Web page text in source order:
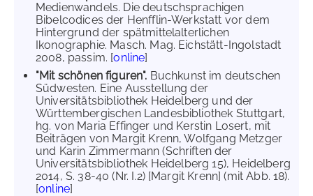
Medienwandels. Die deutschsprachigen
Bibelcodices der Henfflin-Werkstatt vor dem
Hintergrund der spätmittelalterlichen
Ikonographie. Masch. Mag. Eichstätt-Ingolstadt
2008, passim. [online]
"Mit schönen figuren". Buchkunst im deutschen
Südwesten. Eine Ausstellung der
Universitätsbibliothek Heidelberg und der
Württembergischen Landesbibliothek Stuttgart,
hg. von Maria Effinger und Kerstin Losert, mit
Beiträgen von Margit Krenn, Wolfgang Metzger
und Karin Zimmermann (Schriften der
Universitätsbibliothek Heidelberg 15), Heidelberg
2014, S. 38-40 (Nr. I.2) [Margit Krenn] (mit Abb. 18).
[online]